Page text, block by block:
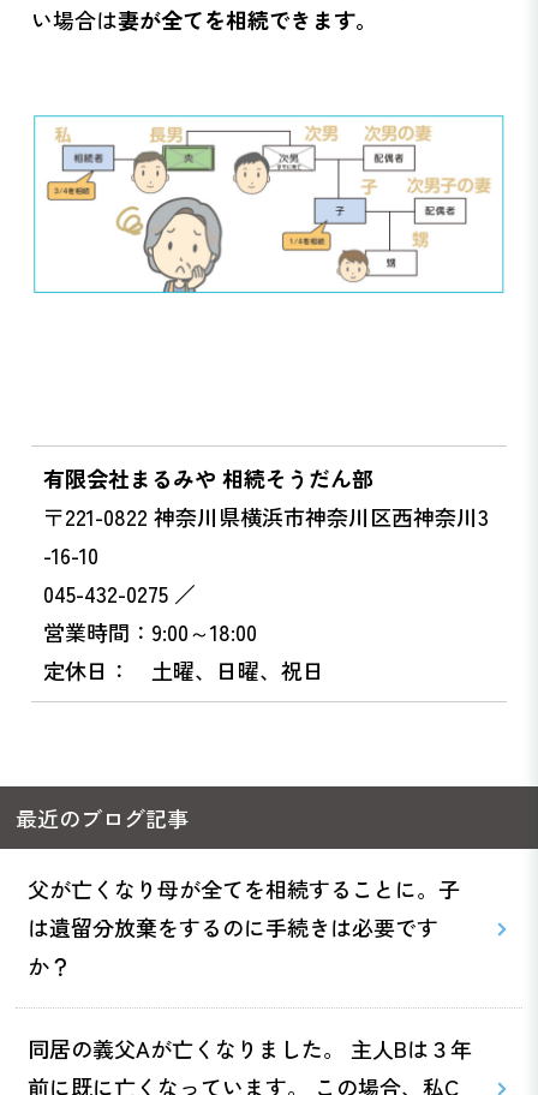
い場合は妻が全てを相続できます。
有限会社まるみや 相続そうだん部
〒221-0822 神奈川県横浜市神奈川区西神奈川3
-16-10
045-432-0275 ／
営業時間：9:00～18:00
定休日： 土曜、日曜、祝日
最近のブログ記事
父が亡くなり母が全てを相続することに。子
は遺留分放棄をするのに手続きは必要です
か？
同居の義父Aが亡くなりました。 主人Bは３年
前に既に亡くなっています。 この場合、私C